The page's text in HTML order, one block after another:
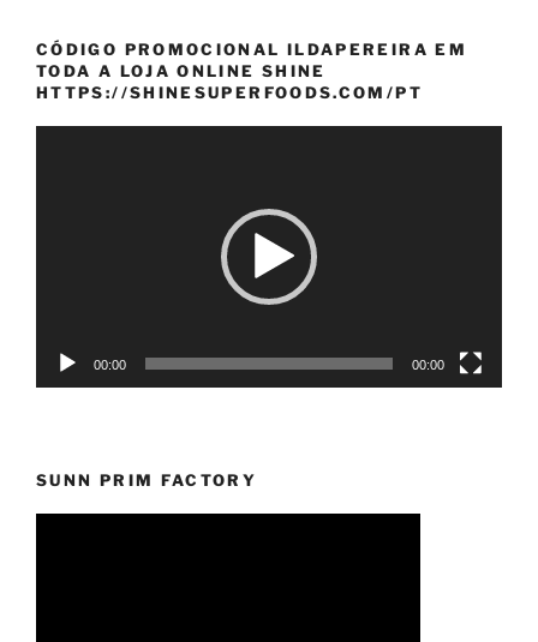
CÓDIGO PROMOCIONAL ILDAPEREIRA EM
TODA A LOJA ONLINE SHINE
HTTPS://SHINESUPERFOODS.COM/PT
00:00 00:00
SUNN PRIM FACTORY